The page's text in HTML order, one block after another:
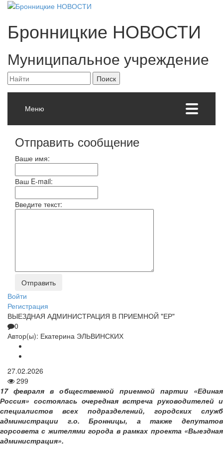
Бронницкие НОВОСТИ
Муниципальное учреждение
Меню
Отправить сообщение
Ваше имя:
Ваш E-mail:
Введите текст:
Войти
Регистрация
ВЫЕЗДНАЯ АДМИНИСТРАЦИЯ В ПРИЕМНОЙ "ЕР"
0
Автор(ы): Екатерина ЭЛЬВИНСКИХ
27.02.2026
299
17 февраля в общественной приемной партии «Единая
Россия» состоялась очередная встреча руководителей и
специалистов всех подразделений, городских служб
администрации г.о. Бронницы, а также депутатов
горсовета с жителями города в рамках проекта «Выездная
администрация».